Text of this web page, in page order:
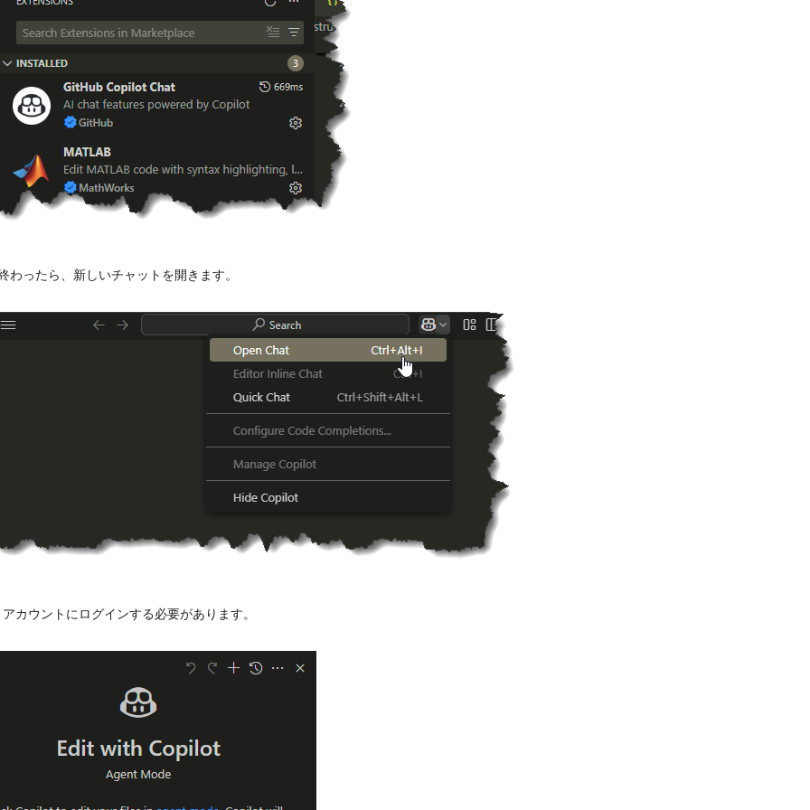
わったら、新しいチャットを開きます。
カウントにログインする必要があります。